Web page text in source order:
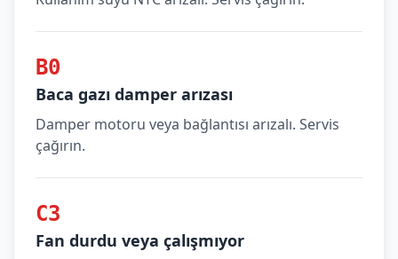
B0
Baca gazı damper arızası
Damper motoru veya bağlantısı arızalı. Servis
çağırın.
C3
Fan durdu veya çalışmıyor